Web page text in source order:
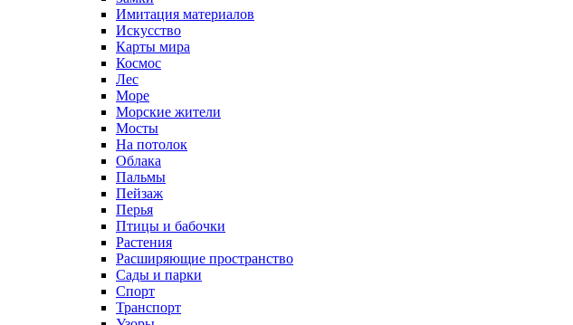
Имитация материалов
Искусство
Карты мира
Космос
Лес
Море
Морские жители
Мосты
На потолок
Облака
Пальмы
Пейзаж
Перья
Птицы и бабочки
Растения
Расширяющие пространство
Сады и парки
Спорт
Транспорт